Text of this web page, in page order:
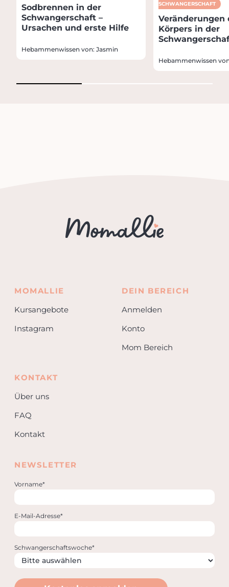
Sodbrennen in der
Schwangerschaft –
Ursachen und erste Hilfe
Hebammenwissen von: Jasmin
SCHWANGERSCHAFT
Veränderungen
Körpers in der
Hebammenwissen
MOMALLIE
Kursangebote
Instagram
DEIN BEREICH
Anmelden
Konto
Mom Bereich
KONTAKT
Über uns
FAQ
Kontakt
NEWSLETTER
Vorname*
E-Mail-Adresse*
Schwangerschaftswoche*